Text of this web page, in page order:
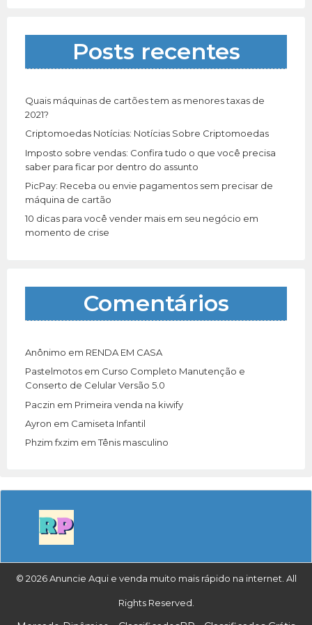
a
r
:
Posts recentes
Quais máquinas de cartões tem as menores taxas de
2021?
Criptomoedas Notícias: Notícias Sobre Criptomoedas
Imposto sobre vendas: Confira tudo o que você precisa
saber para ficar por dentro do assunto
PicPay: Receba ou envie pagamentos sem precisar de
máquina de cartão
10 dicas para você vender mais em seu negócio em
momento de crise
Comentários
Anônimo em RENDA EM CASA
Pastelmotos em Curso Completo Manutenção e
Conserto de Celular Versão 5.0
Paczin em Primeira venda na kiwify
Ayron em Camiseta Infantil
Phzim fxzim emTênis masculino
© 2026 Anuncie Aqui e venda muito mais rápido na internet. All
Rights Reserved.